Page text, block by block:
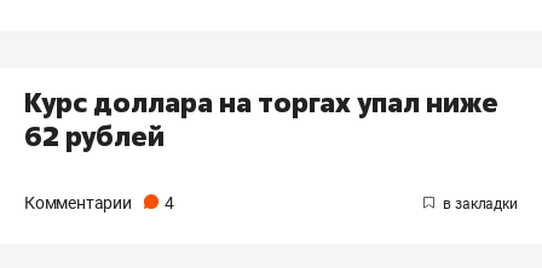
Курс доллара на торгах упал ниже
62 рублей
Комментарии 4